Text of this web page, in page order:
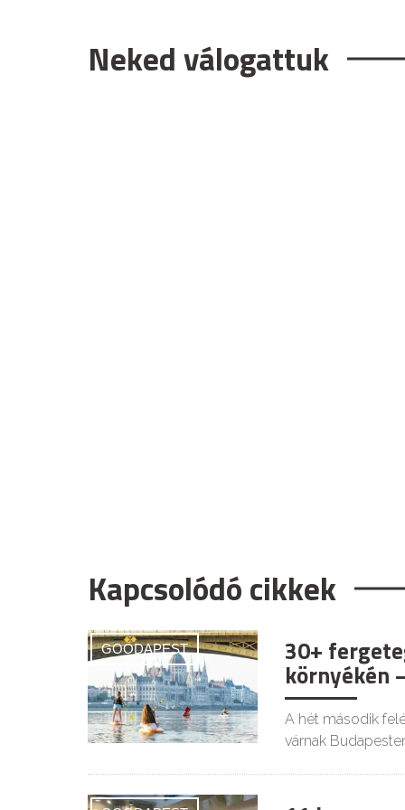
Neked válogattuk
Kapcsolódó cikkek
GOODAPEST 30+
környékén
A hét második
várnak